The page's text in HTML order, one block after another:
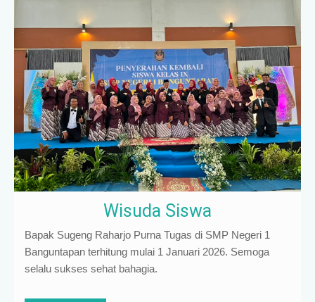
Wisuda Siswa
Bapak Sugeng Raharjo Purna Tugas di SMP Negeri 1
Banguntapan terhitung mulai 1 Januari 2026. Semoga
selalu sukses sehat bahagia.